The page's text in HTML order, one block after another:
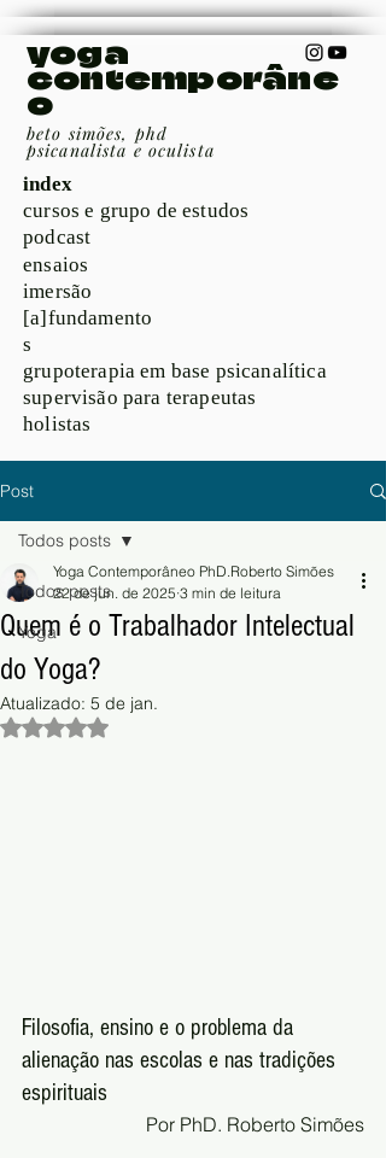
yoga
contemporâne
o
beto simões, phd
psicanalista e oculista
index
cursos e grupo de estudos
podcast
ensaios
imersão
[a]fundamento
s
grupoterapia em base psicanalítica
supervisão para terapeutas
holistas
Post
Todos posts
Yoga
Todos posts
Quem é o Trabalhador Intelectual
do Yoga?
Yoga Contemporâneo PhD.Roberto Simões
22 de jun. de 2025 3 min de leitura
Atualizado: 5 de jan.
Avaliado com NaN de 5 estrelas.
Filosofia, ensino e o problema da
alienação nas escolas e nas tradições
espirituais
Por PhD. Roberto Simões